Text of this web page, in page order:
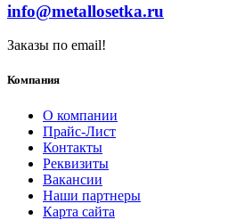
info@metallosetka.ru
Заказы по email!
Компания
О компании
Прайс-Лист
Контакты
Реквизиты
Вакансии
Наши партнеры
Карта сайта